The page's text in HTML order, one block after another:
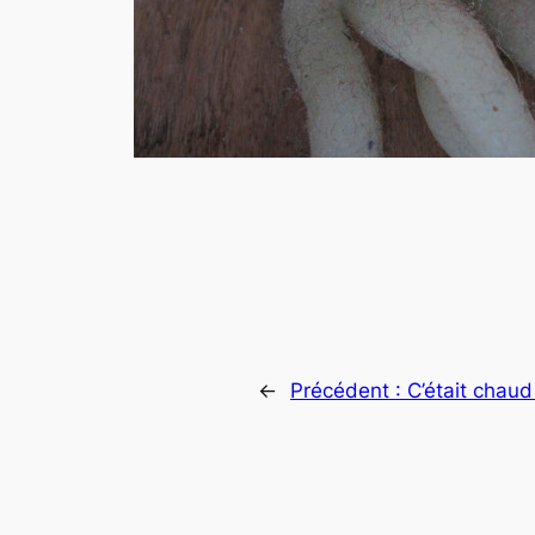
← Précédent : C’était